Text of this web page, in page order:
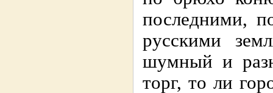
последними,
русскими
шумный и
торг, то ли